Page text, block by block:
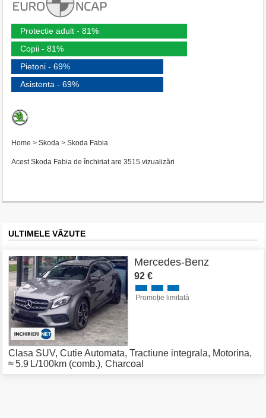
Protectie adult - 81%
Copii - 81%
Pietoni - 69%
Asistenta - 69%
Home > Skoda > Skoda Fabia
Acest Skoda Fabia de închiriat are 3515 vizualizări
ULTIMELE VĂZUTE
Mercedes-Benz
92 €
Promoție limitată
Clasa SUV, Cutie Automata, Tractiune integrala, Motorina,
≈ 5.9 L/100km (comb.), Charcoal